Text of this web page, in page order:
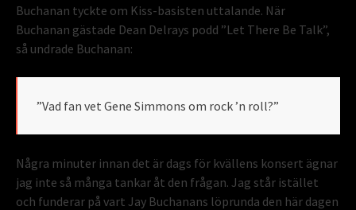
Buchanan tyckte om Kiss-basisten uttalande. När
Buchanan gästade Dean Delrays podd ”Let There Be Talk”,
så undrade Buchanan:
”Vad fan vet Gene Simmons om rock ’n roll?”
Några minuter innan det är dags för kvällens konsert ägnar
jag inte så många tankar åt den frågan. Jag står istället
och funderar på vart Jay Buchanans löprunda den här dagen